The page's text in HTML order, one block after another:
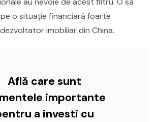
o situație financiară foarte
imobiliar din China.
Află care sunt
importante
a investi cu